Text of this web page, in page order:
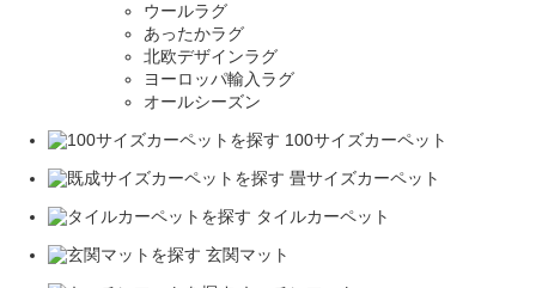
ウールラグ
あったかラグ
北欧デザインラグ
ヨーロッパ輸入ラグ
オールシーズン
100サイズカーペット
畳サイズカーペット
タイルカーペット
玄関マット